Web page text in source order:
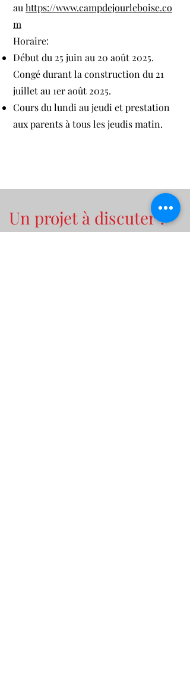
au https://www.campdejourleboise.co
m
Horaire:
Début du 25 juin au 20 août 2025.
Congé durant la construction du 21
juillet au 1er août 2025.
Cours du lundi au jeudi et prestation
aux parents à tous les jeudis matin.
Un projet à discuter ?